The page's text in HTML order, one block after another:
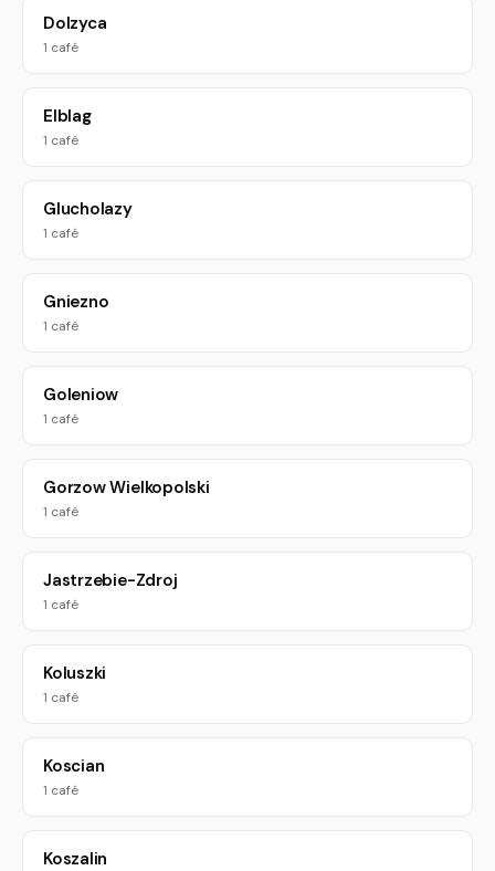
Dolzyca
1 café
Elblag
1 café
Glucholazy
1 café
Gniezno
1 café
Goleniow
1 café
Gorzow Wielkopolski
1 café
Jastrzebie-Zdroj
1 café
Koluszki
1 café
Koscian
1 café
Koszalin